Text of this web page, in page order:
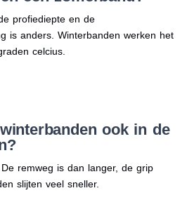
profiediepte en de
is anders. Winterbanden werken het
celcius.
ook in de
remweg is dan langer, de grip
slijten veel sneller.